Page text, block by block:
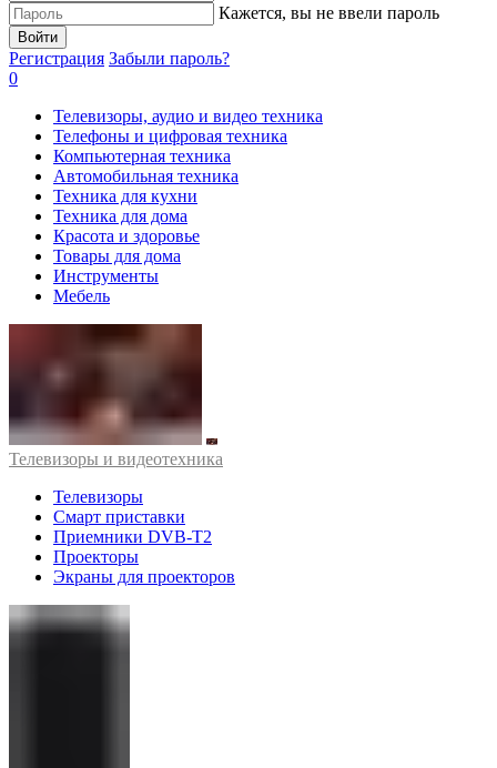
Кажется, вы не ввели пароль
Войти
Регистрация Забыли пароль?
0
Телевизоры, аудио и видео техника
Телефоны и цифровая техника
Компьютерная техника
Автомобильная техника
Техника для кухни
Техника для дома
Красота и здоровье
Товары для дома
Инструменты
Мебель
Телевизоры и видеотехника
Телевизоры
Смарт приставки
Приемники DVB-T2
Проекторы
Экраны для проекторов